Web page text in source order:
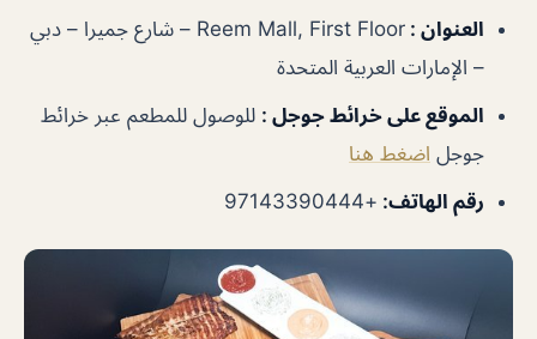
العنوان :
Reem Mall, First Floor – شارع جميرا – دبي
– الإمارات العربية المتحدة
الموقع على خرائط جوجل : للوصول للمطعم عبر خرائط
جوجل اضغط هنا
رقم الهاتف:
+97143390444